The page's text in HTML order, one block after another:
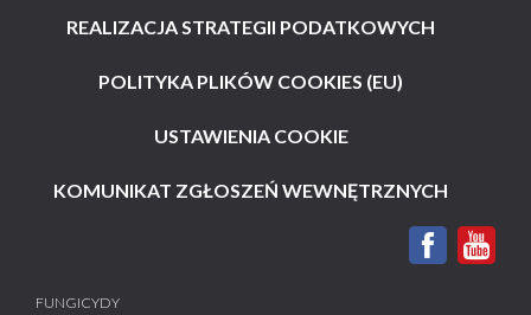
REALIZACJA STRATEGII PODATKOWYCH
POLITYKA PLIKÓW COOKIES (EU)
USTAWIENIA COOKIE
KOMUNIKAT ZGŁOSZEŃ WEWNĘTRZNYCH
FUNGICYDY